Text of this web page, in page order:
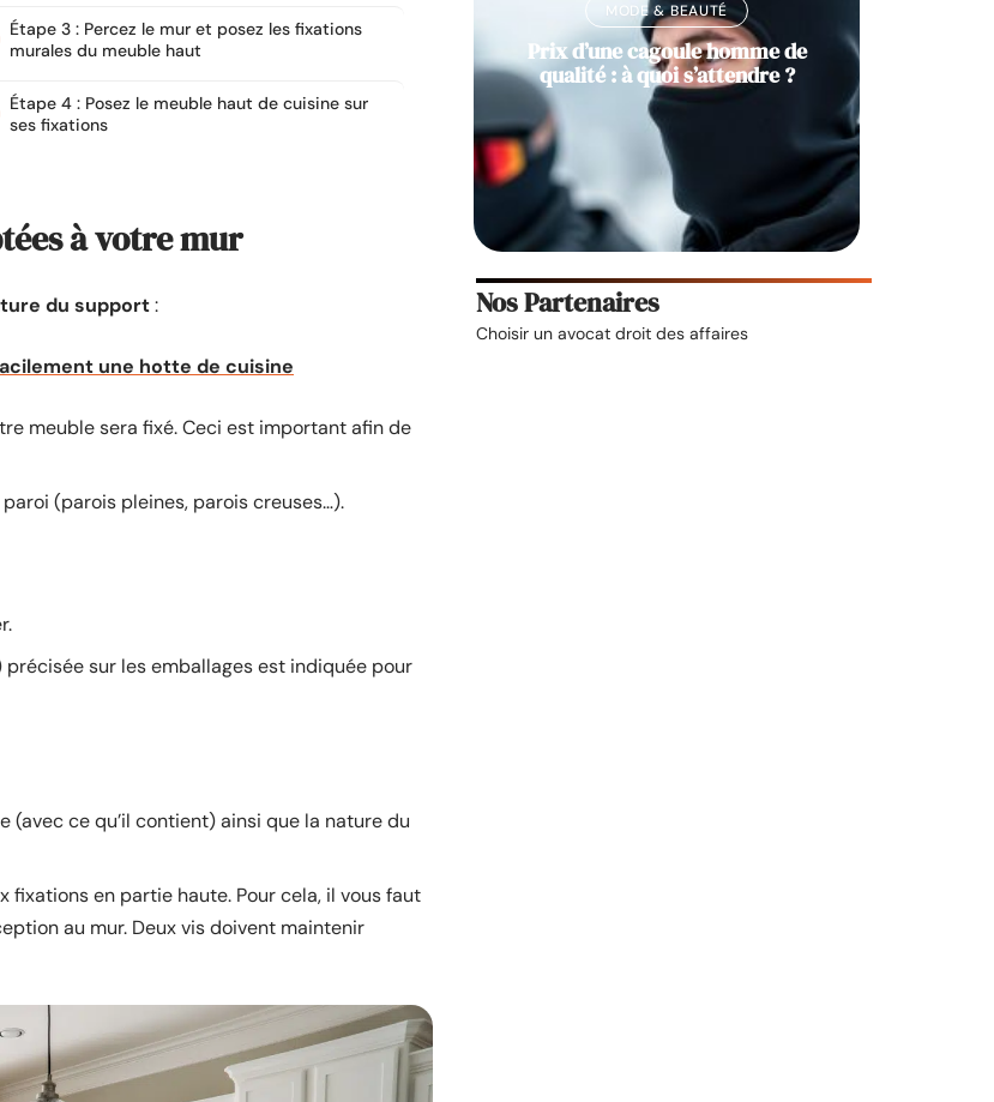
Étape 3 : Percez le mur et posez les fixations
murales du meuble haut
Étape 4 : Posez le meuble haut de cuisine sur
ses fixations
à votre mur
du support:
une hotte de cuisine
meuble sera fixé. Ceci est important afin de
(parois pleines, parois creuses…).
sur les emballages est indiquée pour
(avec ce qu’il contient) ainsi que la nature du
fixations en partie haute. Pour cela, il vous faut
au mur. Deux vis doivent maintenir
MODE & BEAUTÉ
Prix d’une cagoule homme de
qualité : à quoi s’attendre ?
Nos Partenaires
Choisir un avocat droit des affaires